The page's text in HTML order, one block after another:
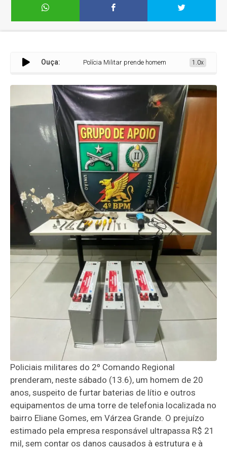
Ouça: Polícia Militar prende homem por furtar baterias
1.0x
Policiais militares do 2º Comando Regional
prenderam, neste sábado (13.6), um homem de 20
anos, suspeito de furtar baterias de lítio e outros
equipamentos de uma torre de telefonia localizada no
bairro Eliane Gomes, em Várzea Grande. O prejuízo
estimado pela empresa responsável ultrapassa R$ 21
mil, sem contar os danos causados à estrutura e à